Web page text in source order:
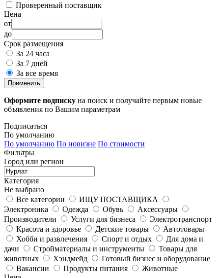
Проверенный поставщик
Цена
от
до
Срок размещения
За 24 часа
За 7 дней
За все время
Применить
Оформите подписку на поиск и получайте первым новые
объявления по Вашим параметрам
Подписаться
По умолчанию
По умолчанию По новизне По стоимости
Фильтры
Город или регион
Категория
Не выбрано
Все категории
ИЩУ ПОСТАВЩИКА
Электроника
Одежда Обувь
Аксессуары
Производители
Услуги для бизнеса
Электротранспорт
Красота и здоровье
Детские товары
Автотовары
Хобби и развлечения
Спорт и отдых
Для дома и
дачи
Стройматериалы и инструменты
Товары для
животных
Хэндмейд
Готовый бизнес и оборудование
Вакансии
Продукты питания
Животные